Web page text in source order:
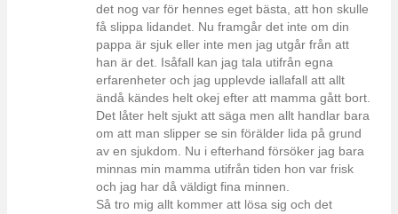
det nog var för hennes eget bästa, att hon skulle
få slippa lidandet. Nu framgår det inte om din
pappa är sjuk eller inte men jag utgår från att
han är det. Isåfall kan jag tala utifrån egna
erfarenheter och jag upplevde iallafall att allt
ändå kändes helt okej efter att mamma gått bort.
Det låter helt sjukt att säga men allt handlar bara
om att man slipper se sin förälder lida på grund
av en sjukdom. Nu i efterhand försöker jag bara
minnas min mamma utifrån tiden hon var frisk
och jag har då väldigt fina minnen.
Så tro mig allt kommer att lösa sig och det